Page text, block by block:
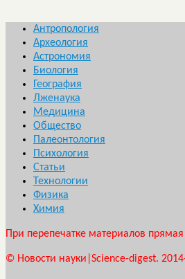
Антропология
Археология
Астрономия
Биология
География
Лженаука
Медицина
Общество
Палеонтология
Психология
Статьи
Технологии
Физика
Химия
При перепечатке материалов
© Новости науки|Science-digest.